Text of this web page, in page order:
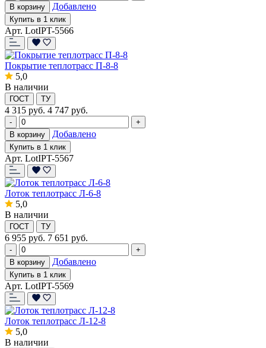
В корзину
Добавлено
Купить в 1 клик
Арт. LotIPT-5566
Покрытие теплотрасс П-8-8
5,0
В наличии
ГОСТ ТУ
4 315 руб. 4 747 руб.
-
+
В корзину
Добавлено
Купить в 1 клик
Арт. LotIPT-5567
Лоток теплотрасс Л-6-8
5,0
В наличии
ГОСТ ТУ
6 955 руб. 7 651 руб.
-
+
В корзину
Добавлено
Купить в 1 клик
Арт. LotIPT-5569
Лоток теплотрасс Л-12-8
5,0
В наличии